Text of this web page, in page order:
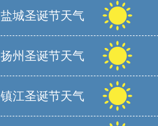
盐城圣诞节天气
扬州圣诞节天气
镇江圣诞节天气